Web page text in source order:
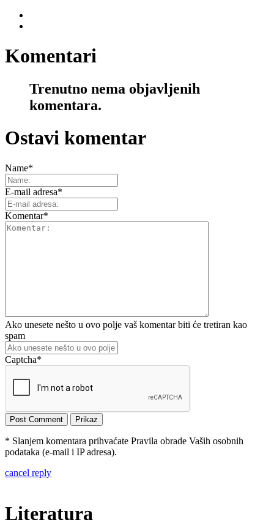
Komentari
Trenutno nema objavljenih
komentara.
Ostavi komentar
Name*
E-mail adresa*
Komentar*
Ako unesete nešto u ovo polje vaš komentar biti će tretiran kao
spam
Captcha*
* Slanjem komentara prihvaćate Pravila obrade Vaših osobnih
podataka (e-mail i IP adresa).
cancel reply
Literatura